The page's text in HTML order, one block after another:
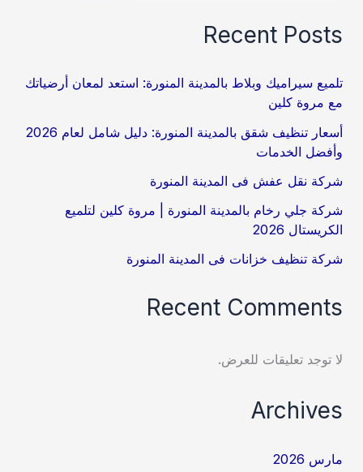
Recent Posts
تلميع سيراميك وبلاط بالمدينة المنورة: استعد لمعان أرضياتك
مع مروة كلين
أسعار تنظيف شقق بالمدينة المنورة: دليل شامل لعام 2026
وأفضل الخدمات
شركة نقل عفش فى المدينة المنورة
شركة جلي رخام بالمدينة المنورة | مروة كلين لتلميع
الكريستال 2026
شركة تنظيف خزانات فى المدينة المنورة
Recent Comments
لا توجد تعليقات للعرض.
Archives
مارس 2026